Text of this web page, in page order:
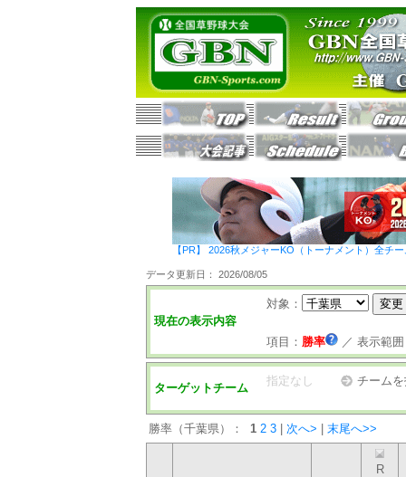
【PR】 2026秋メジャーKO（トーナメント）全チ
データ更新日： 2026/08/05
現在の表示内容
対象：
項目： 勝率 ／ 表示範囲
ターゲットチーム
指定なし チーム
勝率（千葉県）： 1 2 3 次へ> 末尾へ>>
R